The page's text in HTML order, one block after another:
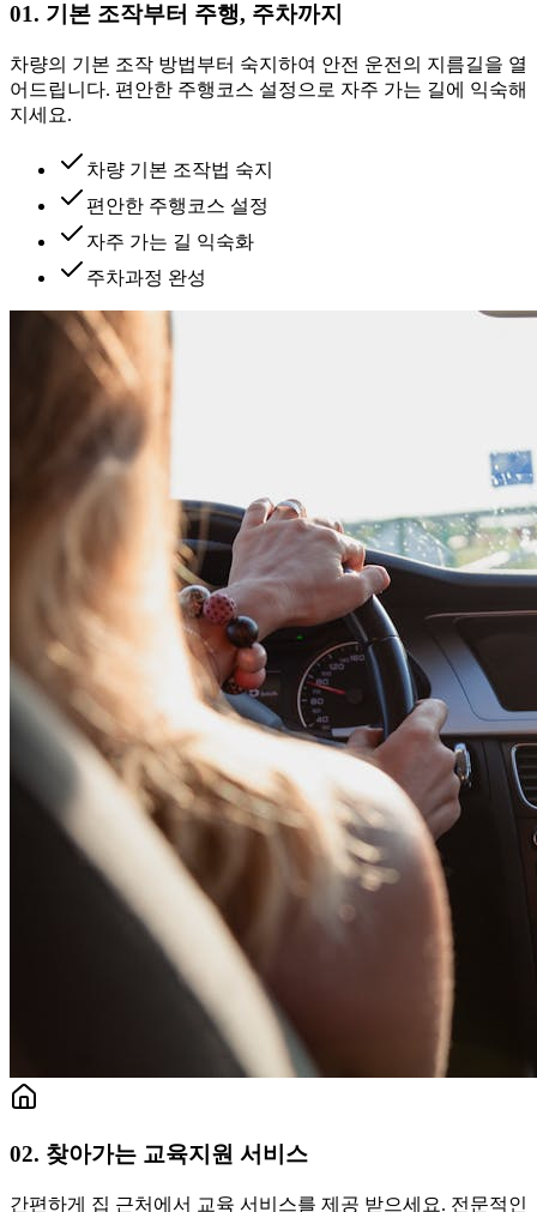
01. 기본 조작부터 주행, 주차까지
차량의 기본 조작 방법부터 숙지하여 안전 운전의 지름길을 열
어드립니다. 편안한 주행코스 설정으로 자주 가는 길에 익숙해
지세요.
차량 기본 조작법 숙지
편안한 주행코스 설정
자주 가는 길 익숙화
주차과정 완성
02. 찾아가는 교육지원 서비스
간편하게 집 근처에서 교육 서비스를 제공 받으세요. 전문적인